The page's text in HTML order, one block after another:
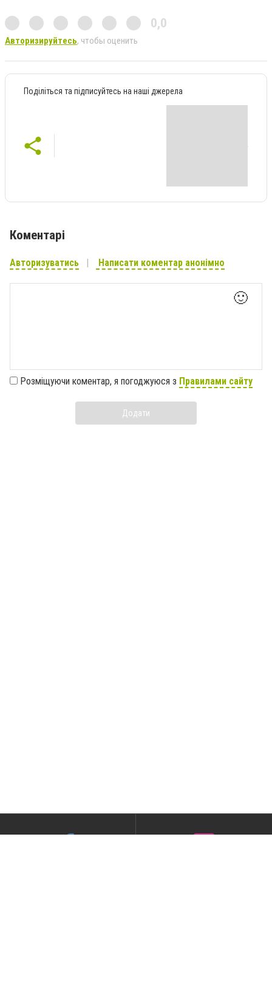
0,0
Авторизируйтесь, чтобы оценить
Поділіться та підписуйтесь на наші джерела
Коментарі
Авторизуватись Написати коментар анонімно
🙂
Розміщуючи коментар, я погоджуюся з Правилами сайту
Додати